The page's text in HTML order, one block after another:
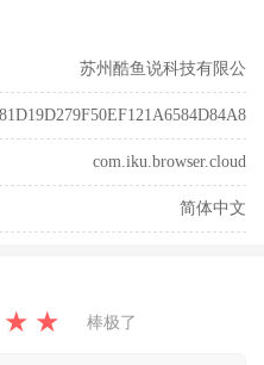
苏州酷鱼说科技有限公
com.iku.browser.cloud
简体中文
★ ★ 棒极了